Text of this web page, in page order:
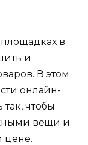
в
и
В этом
онлайн-
чтобы
вещи и
цене.